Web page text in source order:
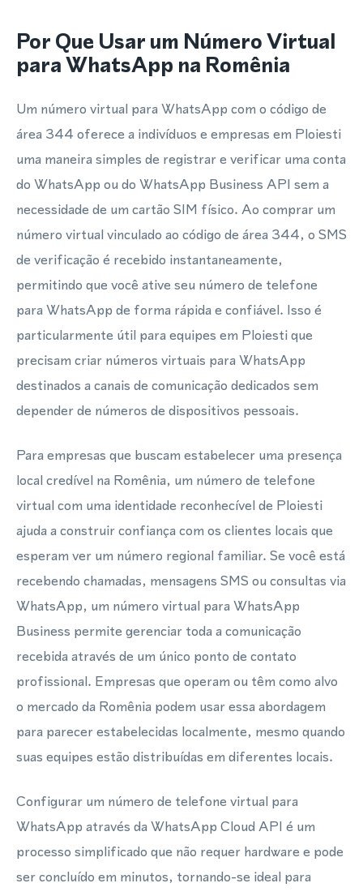
Por Que Usar um Número Virtual
para WhatsApp na Romênia
Um número virtual para WhatsApp com o código de
área 344 oferece a indivíduos e empresas em Ploiesti
uma maneira simples de registrar e verificar uma conta
do WhatsApp ou do WhatsApp Business API sem a
necessidade de um cartão SIM físico. Ao comprar um
número virtual vinculado ao código de área 344, o SMS
de verificação é recebido instantaneamente,
permitindo que você ative seu número de telefone
para WhatsApp de forma rápida e confiável. Isso é
particularmente útil para equipes em Ploiesti que
precisam criar números virtuais para WhatsApp
destinados a canais de comunicação dedicados sem
depender de números de dispositivos pessoais.
Para empresas que buscam estabelecer uma presença
local credível na Romênia, um número de telefone
virtual com uma identidade reconhecível de Ploiesti
ajuda a construir confiança com os clientes locais que
esperam ver um número regional familiar. Se você está
recebendo chamadas, mensagens SMS ou consultas via
WhatsApp, um número virtual para WhatsApp
Business permite gerenciar toda a comunicação
recebida através de um único ponto de contato
profissional. Empresas que operam ou têm como alvo
o mercado da Romênia podem usar essa abordagem
para parecer estabelecidas localmente, mesmo quando
suas equipes estão distribuídas em diferentes locais.
Configurar um número de telefone virtual para
WhatsApp através da WhatsApp Cloud API é um
processo simplificado que não requer hardware e pode
ser concluído em minutos, tornando-se ideal para